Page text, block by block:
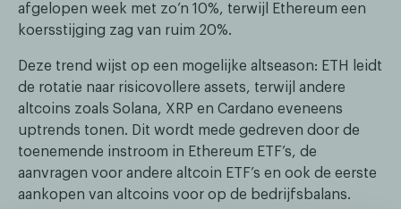
afgelopen week met zo’n 10%, terwijl Ethereum een
koersstijging zag van ruim 20%.
Deze trend wijst op een mogelijke altseason: ETH leidt
de rotatie naar risicovollere assets, terwijl andere
altcoins zoals Solana, XRP en Cardano eveneens
uptrends tonen. Dit wordt mede gedreven door de
toenemende instroom in Ethereum ETF’s, de
aanvragen voor andere altcoin ETF’s en ook de eerste
aankopen van altcoins voor op de bedrijfsbalans.